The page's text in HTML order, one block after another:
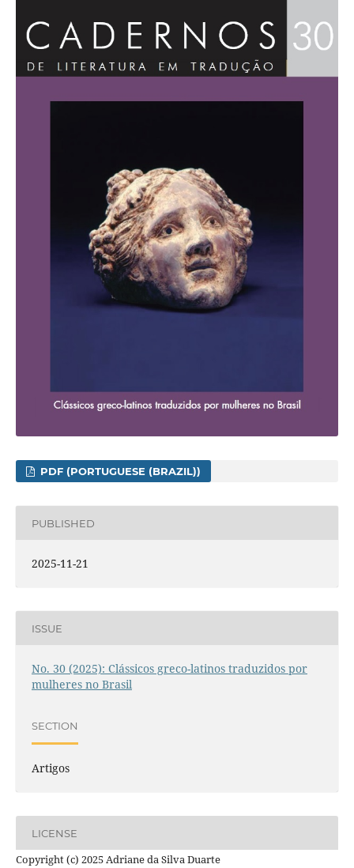
PDF (PORTUGUESE (BRAZIL))
PUBLISHED
2025-11-21
ISSUE
No. 30 (2025): Clássicos greco-latinos traduzidos por
mulheres no Brasil
SECTION
Artigos
LICENSE
Copyright (c) 2025 Adriane da Silva Duarte